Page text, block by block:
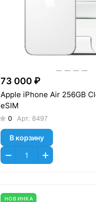
73 000 ₽
Apple iPhone Air 256GB
eSIM
0 Арт. 8497
В корзину
НОВИНКА